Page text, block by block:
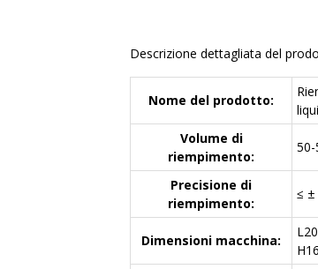
Descrizione dettagliata del
Nome del prodotto:
Volume di
riempimento:
Precisione di
riempimento:
≤ ±
Dimensioni macchina: